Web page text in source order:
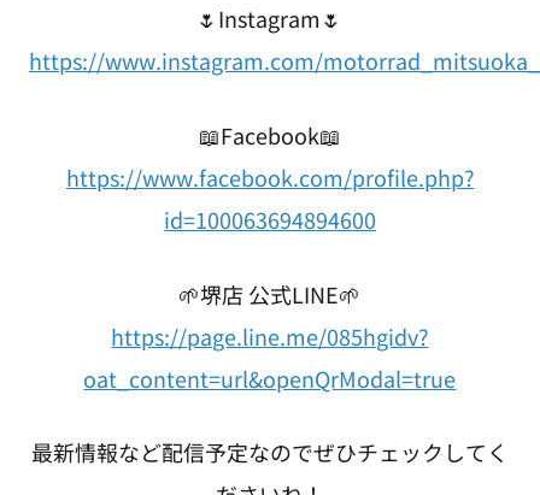
🌷Instagram🌷
https://www.instagram.com/
📖Facebook📖
https://www.facebook.com/profile.php?
id=100063694894600
🌱堺店 公式LINE🌱
https://page.line.me/085hgidv?
oat_content=url&openQrModal=true
最新情報など配信予定なのでぜひチェックしてく